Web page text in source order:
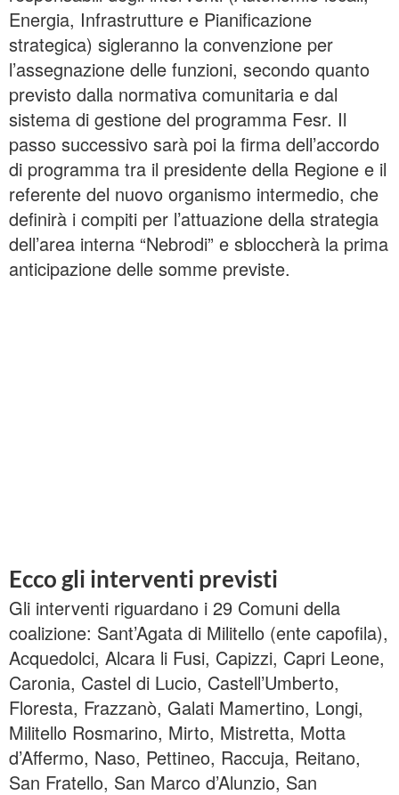
Energia, Infrastrutture e Pianificazione
strategica) sigleranno la convenzione per
l’assegnazione delle funzioni, secondo quanto
previsto dalla normativa comunitaria e dal
sistema di gestione del programma Fesr. Il
passo successivo sarà poi la firma dell’accordo
di programma tra il presidente della Regione e il
referente del nuovo organismo intermedio, che
definirà i compiti per l’attuazione della strategia
dell’area interna “Nebrodi” e sbloccherà la prima
anticipazione delle somme previste.
Ecco gli interventi previsti
Gli interventi riguardano i 29 Comuni della
coalizione: Sant’Agata di Militello (ente capofila),
Acquedolci, Alcara li Fusi, Capizzi, Capri Leone,
Caronia, Castel di Lucio, Castell’Umberto,
Floresta, Frazzanò, Galati Mamertino, Longi,
Militello Rosmarino, Mirto, Mistretta, Motta
d’Affermo, Naso, Pettineo, Raccuja, Reitano,
San Fratello, San Marco d’Alunzio, San